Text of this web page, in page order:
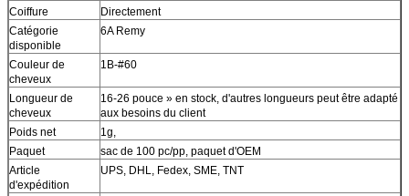
Coiffure
Directement
Catégorie
disponible
6A Remy
Couleur de
cheveux
1B-#60
Longueur de
cheveux
16-26 pouce » en stock, d'autres longueurs peut être adapté
aux besoins du client
Poids net
1g,
Paquet
sac de 100 pc/pp, paquet d'OEM
Article
d'expédition
UPS, DHL, Fedex, SME, TNT